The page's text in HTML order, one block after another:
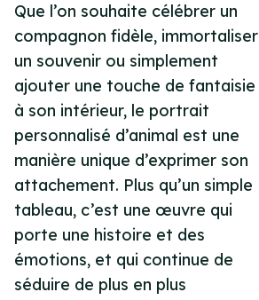
Que l’on souhaite célébrer un
compagnon fidèle, immortaliser
un souvenir ou simplement
ajouter une touche de fantaisie
à son intérieur, le portrait
personnalisé d’animal est une
manière unique d’exprimer son
attachement. Plus qu’un simple
tableau, c’est une œuvre qui
porte une histoire et des
émotions, et qui continue de
séduire de plus en plus